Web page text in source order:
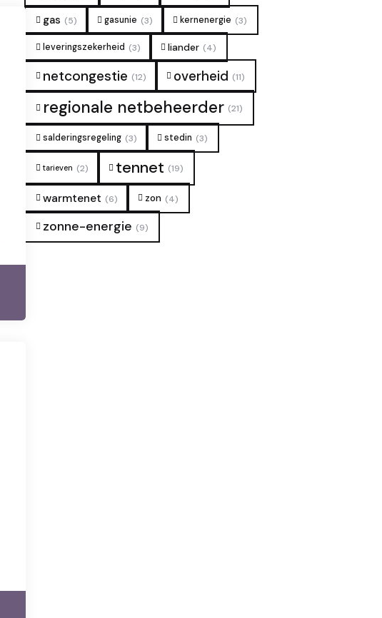
gas (5) gasunie (3) kernenergie (3)
leveringszekerheid (3) liander (4)
netcongestie (12) overheid (11)
regionale netbeheerder (21)
salderingsregeling (3) stedin (3)
tarieven (2) tennet (19)
warmtenet (6) zon (4)
zonne-energie (9)